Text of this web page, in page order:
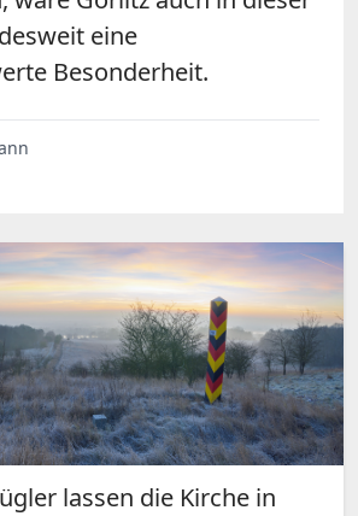
eine
Besonderheit.
lassen die Kirche in